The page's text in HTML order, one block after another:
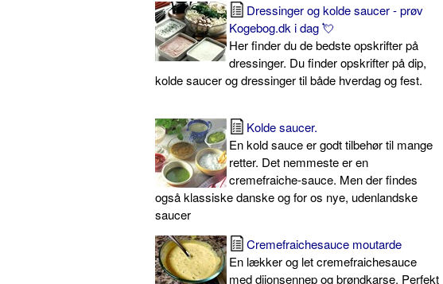
Dressinger og kolde saucer - prøv
Kogebog.dk i dag 💘
Her finder du de bedste opskrifter på
dressinger. Du finder opskrifter på dip,
kolde saucer og dressinger til både hverdag og fest.
Kolde saucer.
En kold sauce er godt tilbehør til mange
retter. Det nemmeste er en
cremefraiche-sauce. Men der findes
også klassiske danske og for os nye, udenlandske
saucer
Cremefraichesauce moutarde
En lækker og let cremefraichesauce
med dijonsennep og brøndkarse. Perfekt